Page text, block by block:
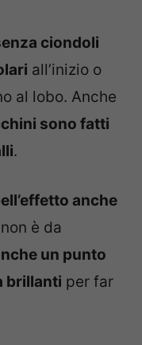
ciondoli
all’inizio o
al lobo. Anche
sono fatti
.
anche
è da
un punto
brillanti per far